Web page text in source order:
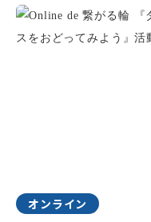
オンライン